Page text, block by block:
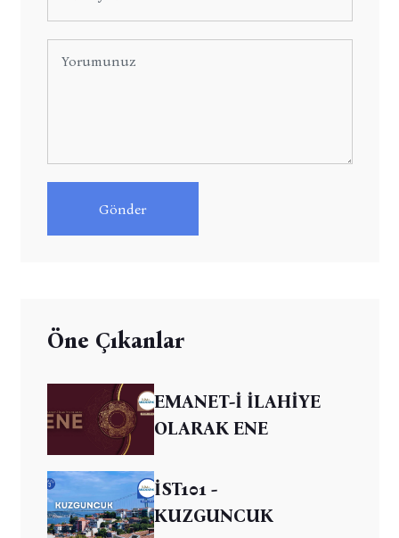
Gönder
Öne Çıkanlar
EMANET-İ İLAHİYE
OLARAK ENE
İST101 -
KUZGUNCUK